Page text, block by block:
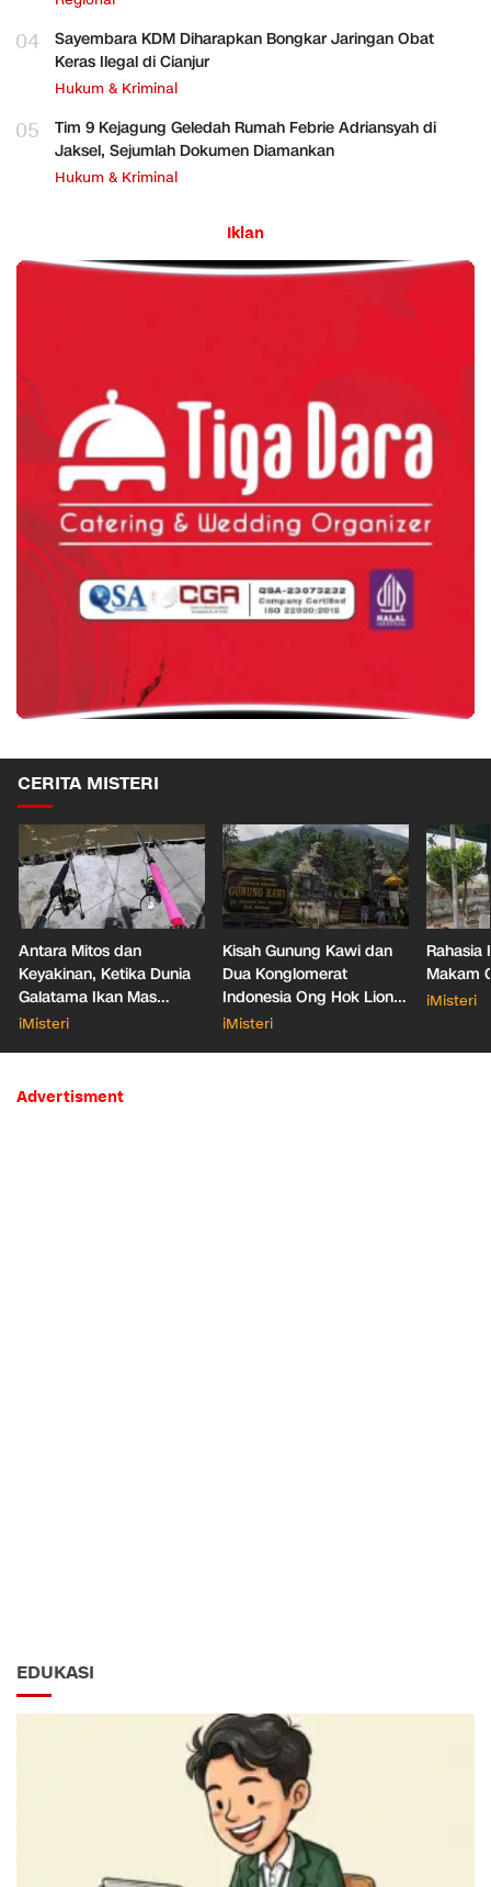
04
Sayembara KDM Diharapkan Bongkar Jaringan Obat
Keras Ilegal di Cianjur
Hukum & Kriminal
05
Tim 9 Kejagung Geledah Rumah Febrie Adriansyah di
Jaksel, Sejumlah Dokumen Diamankan
Hukum & Kriminal
Iklan
CERITA MISTERI
Antara Mitos dan
Keyakinan, Ketika Dunia
Galatama Ikan Mas
Bersentuhan dengan Hal
iMisteri
Kisah Gunung Kawi dan
Dua Konglomerat
Indonesia Ong Hok Liong
hingga Liem Sioe Liong
iMisteri
Rahasia
Makam
iMisteri
Advertisment
EDUKASI